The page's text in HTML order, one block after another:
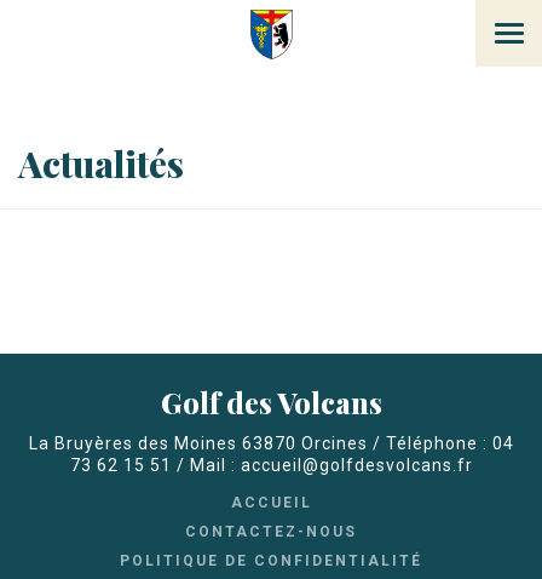
Actualités
Golf des Volcans
La Bruyères des Moines 63870 Orcines / Téléphone : 04
73 62 15 51 / Mail : accueil@golfdesvolcans.fr
ACCUEIL
CONTACTEZ-NOUS
POLITIQUE DE CONFIDENTIALITÉ